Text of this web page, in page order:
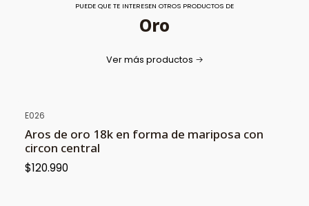
PUEDE QUE TE INTERESEN OTROS PRODUCTOS DE
Oro
Ver más productos
E026
Aros de oro 18k en forma de mariposa con
circon central
$120.990